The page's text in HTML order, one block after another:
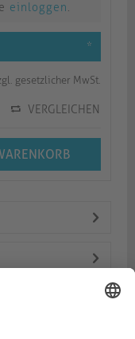
einloggen.
*
gesetzlicher MwSt.
VERGLEICHEN